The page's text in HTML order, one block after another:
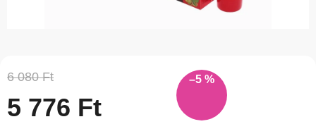
6 080 Ft –5 %
5 776 Ft